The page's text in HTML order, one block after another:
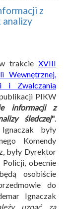
z
trakcie XVIII
Wewnętrznej,
i Zwalczania
PIKW
informacji z
śledczej".
były
Komendy
były Dyrektor
Policji, obecnie
osobiście
do
Ignaczak
uznać za